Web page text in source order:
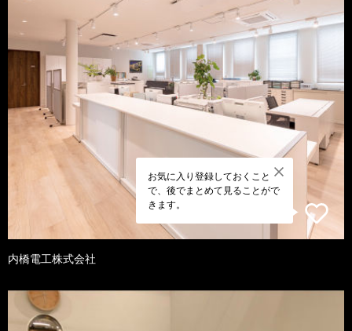
お気に入り登録しておくこと
で、後でまとめて見ることがで
きます。
内橋電工株式会社